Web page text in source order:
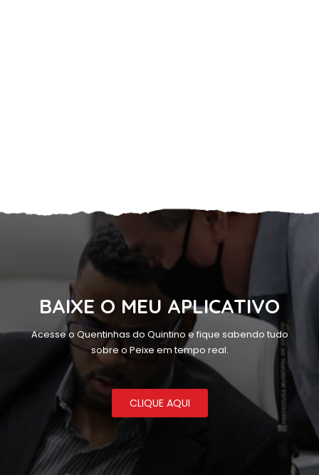
BAIXE O MEU APLICATIVO
Acesse o Quentinhas do Quintino e fique sabendo tudo
sobre o Peixe em tempo real.
CLIQUE AQUI